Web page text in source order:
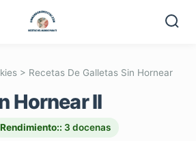
> Recetas De Galletas Sin Hornear
Hornear II
Rendimiento:: 3 docenas